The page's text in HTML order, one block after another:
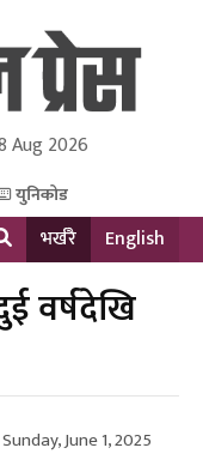
Pvt Ltd.
Aug 2026
युनिकोड
भर्खरै English
वर्षदेखि
June 1, 2025